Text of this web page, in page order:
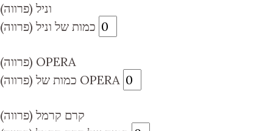
וניל (פרווה)
כמות של וניל (פרווה)
(פרווה) OPERA
כמות של (פרווה) OPERA
קרם קרמל (פרווה)